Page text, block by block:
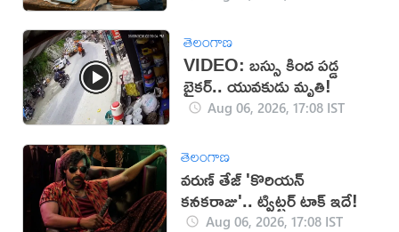
తెలంగాణ
VIDEO: బస్సు కింద పడ్డ
బైకర్.. యువకుడు మృతి!
Aug 06, 2026, 17:08 IST
తెలంగాణ
వరుణ్ తేజ్ 'కొరియన్
కనకరాజు'.. ట్విట్టర్ టాక్ ఇదే!
Aug 06, 2026, 17:08 IST